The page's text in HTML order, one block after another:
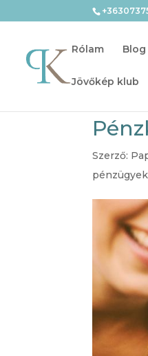
Rólam Blog
Jövőkép klub
Szerző:
pénzügyek